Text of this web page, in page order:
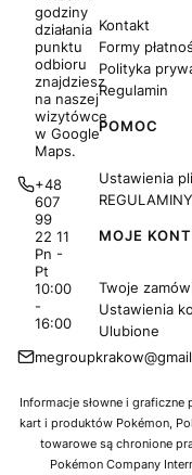
godziny
działania
punktu
odbioru
znajdziesz
na naszej
wizytówce
w Google
Maps.
+48
607
99
22 11
Pn -
Pt
10:00
-
16:00
Kontakt
Formy
Polityka
Regulamin
POMOC
Ustawienia
MOJE
Twoje
Ustawienia
Ulubione
Informacje słowne i
kart i produktów Pokémon,
towarowe są chronione
Pokémon Company